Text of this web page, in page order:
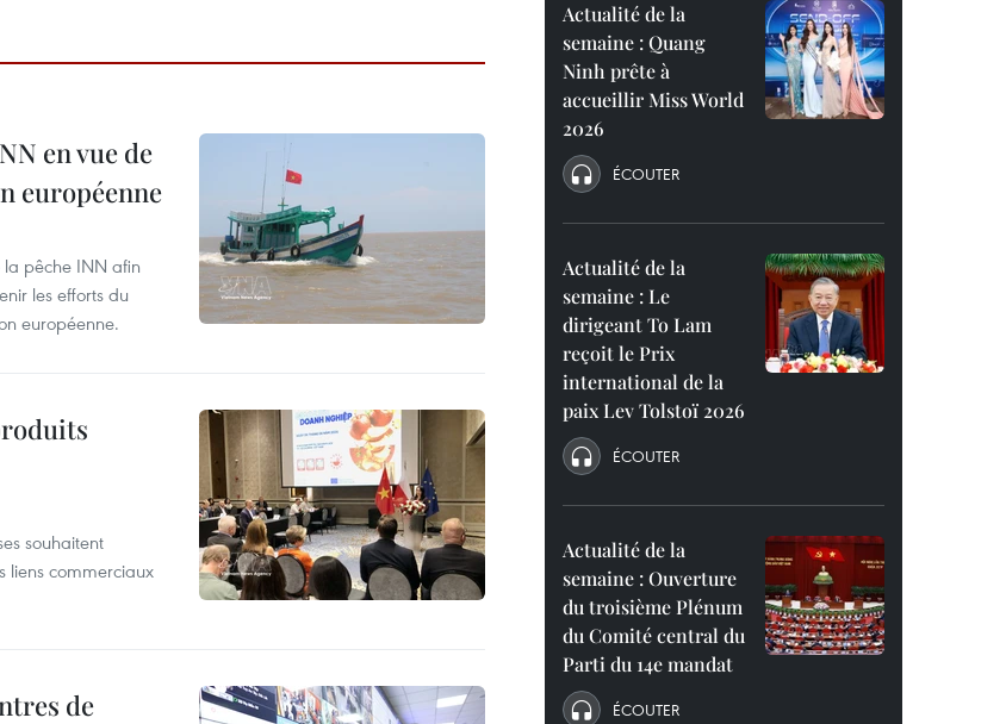
en vue de
européenne
pêche INN afin
les efforts du
européenne.
souhaitent
liens commerciaux
de
Actualité de la
semaine : Quang
Ninh prête à
accueillir Miss World
2026
ÉCOUTER
Actualité de la
semaine : Le
dirigeant To Lam
reçoit le Prix
international de la
paix Lev Tolstoï 2026
ÉCOUTER
Actualité de la
semaine : Ouverture
du troisième Plénum
du Comité central du
Parti du 14e mandat
ÉCOUTER